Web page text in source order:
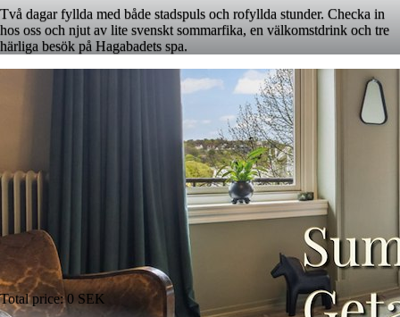
Två dagar fyllda med både stadspuls och rofyllda stunder. Checka in
hos oss och njut av lite svenskt sommarfika, en välkomstdrink och tre
härliga besök på Hagabadets spa.
Total price: 0 SEK